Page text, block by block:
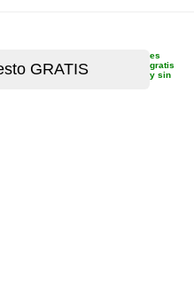
es
gratis
y sin